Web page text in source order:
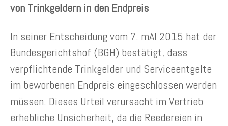
von Trinkgeldern in den Endpreis
In seiner Entscheidung vom 7. mAI 2015 hat der
Bundesgerichtshof (BGH) bestätigt, dass
verpflichtende Trinkgelder und Serviceentgelte
im beworbenen Endpreis eingeschlossen werden
müssen. Dieses Urteil verursacht im Vertrieb
erhebliche Unsicherheit, da die Reedereien in